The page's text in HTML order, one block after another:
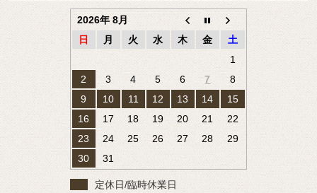
2026年 8月
日
月 火 水 木 金
土
1
2
3 4 5 6 7
8
9
10 11 12 13 14
15
16
17 18 19 20 21
22
23
24 25 26 27 28
29
30
31
定休日/臨時休業日